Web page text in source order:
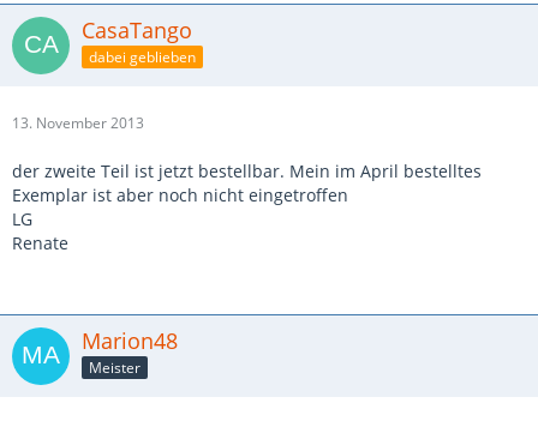
CasaTango
dabei geblieben
13. November 2013
der zweite Teil ist jetzt bestellbar. Mein im April bestelltes
Exemplar ist aber noch nicht eingetroffen
LG
Renate
Marion48
Meister